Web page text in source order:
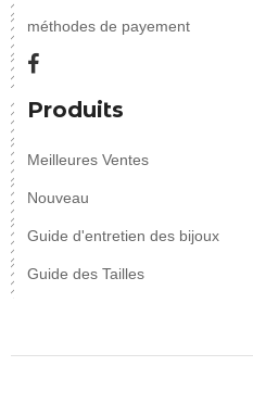
méthodes de payement
Produits
Meilleures Ventes
Nouveau
Guide d'entretien des bijoux
Guide des Tailles